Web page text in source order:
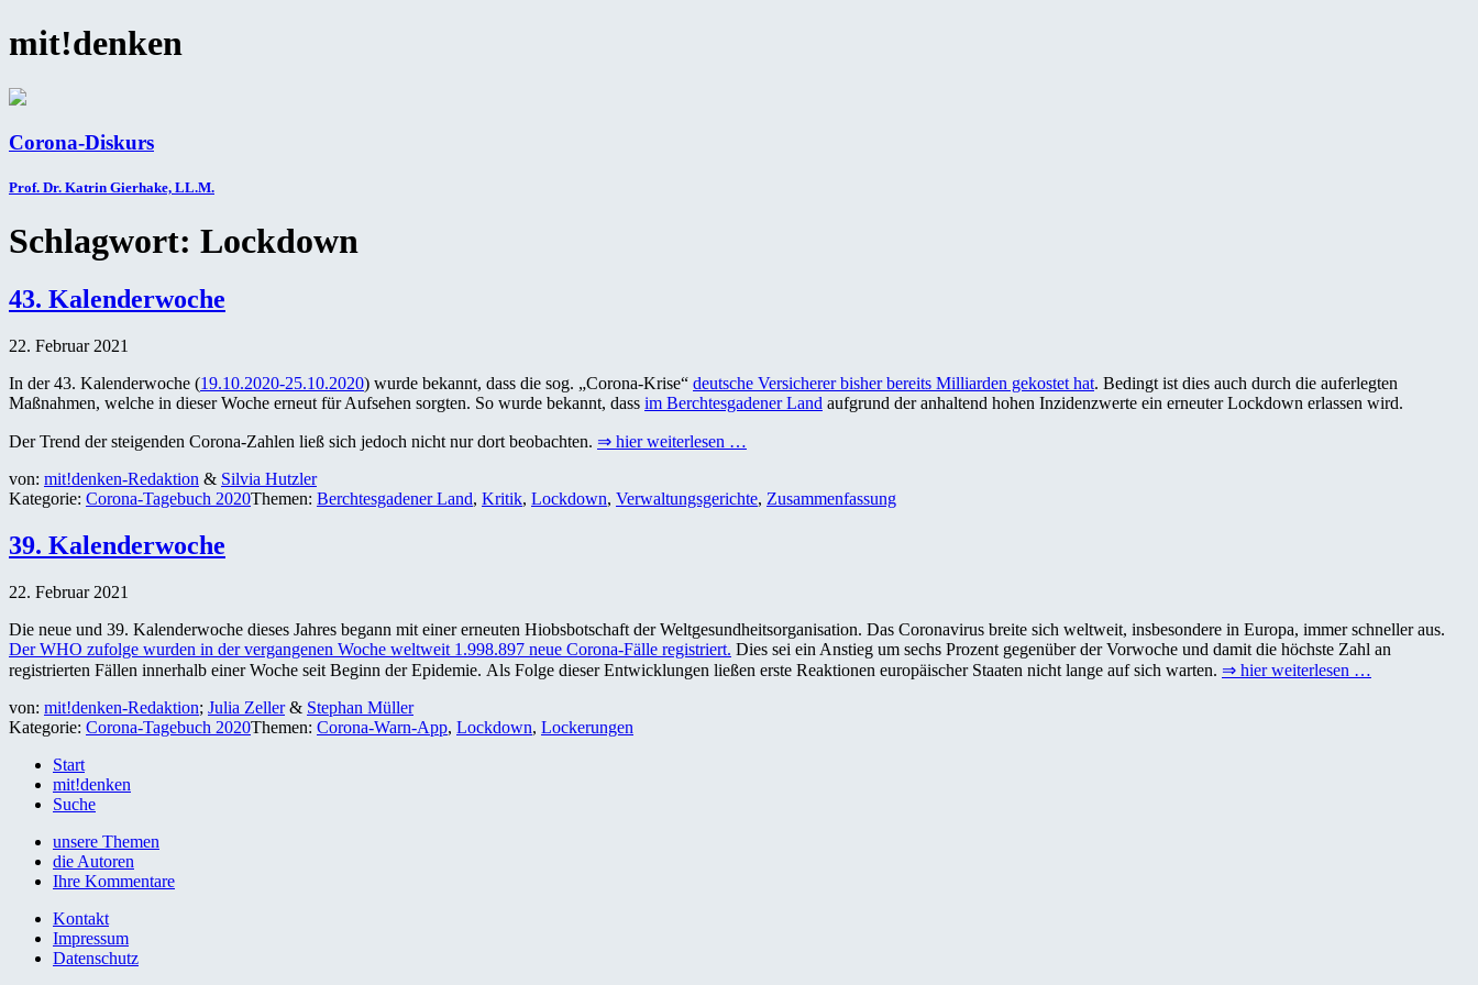
mit!denken
Corona-Diskurs
Prof. Dr. Katrin Gierhake, LL.M.
Schlagwort: Lockdown
43. Kalenderwoche
22. Februar 2021
In der 43. Kalenderwoche (19.10.2020-25.10.2020) wurde bekannt, dass die sog. „Corona-Krise“ deutsche Versicherer bisher bereits Milliarden gekostet hat. Bedingt ist dies auch durch die auferlegten
Maßnahmen, welche in dieser Woche erneut für Aufsehen sorgten. So wurde bekannt, dass im Berchtesgadener Land aufgrund der anhaltend hohen Inzidenzwerte ein erneuter Lockdown erlassen wird.
Der Trend der steigenden Corona-Zahlen ließ sich jedoch nicht nur dort beobachten. ⇒ hier weiterlesen …
von: mit!denken-Redaktion & Silvia Hutzler
Kategorie: Corona-Tagebuch 2020Themen: Berchtesgadener Land, Kritik, Lockdown, Verwaltungsgerichte, Zusammenfassung
39. Kalenderwoche
22. Februar 2021
Die neue und 39. Kalenderwoche dieses Jahres begann mit einer erneuten Hiobsbotschaft der Weltgesundheitsorganisation. Das Coronavirus breite sich weltweit, insbesondere in Europa, immer schneller aus.
Der WHO zufolge wurden in der vergangenen Woche weltweit 1.998.897 neue Corona-Fälle registriert. Dies sei ein Anstieg um sechs Prozent gegenüber der Vorwoche und damit die höchste Zahl an
registrierten Fällen innerhalb einer Woche seit Beginn der Epidemie. Als Folge dieser Entwicklungen ließen erste Reaktionen europäischer Staaten nicht lange auf sich warten. ⇒ hier weiterlesen …
von: mit!denken-Redaktion; Julia Zeller& Stephan Müller
Kategorie: Corona-Tagebuch 2020Themen: Corona-Warn-App, Lockdown, Lockerungen
Start
mit!denken
Suche
unsere Themen
die Autoren
Ihre Kommentare
Kontakt
Impressum
Datenschutz